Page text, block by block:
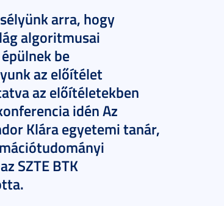
arra, hogy
algoritmusai
be
az előítélet
az előítéletekben
idén Az
Klára egyetemi tanár,
SZTE BTK